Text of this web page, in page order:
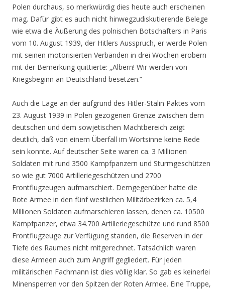
Polen durchaus, so merkwürdig dies heute auch erscheinen
mag. Dafür gibt es auch nicht hinwegzudiskutierende Belege
wie etwa die Äußerung des polnischen Botschafters in Paris
vom 10. August 1939, der Hitlers Ausspruch, er werde Polen
mit seinen motorisierten Verbänden in drei Wochen erobern
mit der Bemerkung quittierte: „Albern! Wir werden von
Kriegsbeginn an Deutschland besetzen.“
Auch die Lage an der aufgrund des Hitler-Stalin Paktes vom
23. August 1939 in Polen gezogenen Grenze zwischen dem
deutschen und dem sowjetischen Machtbereich zeigt
deutlich, daß von einem Überfall im Wortsinne keine Rede
sein konnte. Auf deutscher Seite waren ca. 3 Millionen
Soldaten mit rund 3500 Kampfpanzern und Sturmgeschützen
so wie gut 7000 Artilleriegeschützen und 2700
Frontflugzeugen aufmarschiert. Demgegenüber hatte die
Rote Armee in den fünf westlichen Militärbezirken ca. 5,4
Millionen Soldaten aufmarschieren lassen, denen ca. 10500
Kampfpanzer, etwa 34.700 Artilleriegeschütze und rund 8500
Frontflugzeuge zur Verfügung standen, die Reserven in der
Tiefe des Raumes nicht mitgerechnet. Tatsächlich waren
diese Armeen auch zum Angriff gegliedert. Für jeden
militärischen Fachmann ist dies völlig klar. So gab es keinerlei
Minensperren vor den Spitzen der Roten Armee. Eine Truppe,